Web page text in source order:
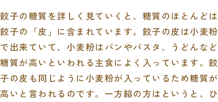
餃子の糖質を詳しく見ていくと、糖質のほとんどは
餃子の「皮」に含まれています。餃子の皮は小麦粉
で出来ていて、小麦粉はパンやパスタ、うどんなど
糖質が高いといわれる主食によく入っています。餃
子の皮も同じように小麦粉が入っているため糖質が
高いと言われるのです。一方餡の方はというと、ひ